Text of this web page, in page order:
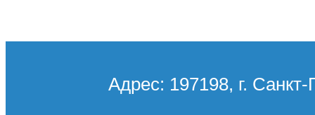
Адрес: 197198, г.